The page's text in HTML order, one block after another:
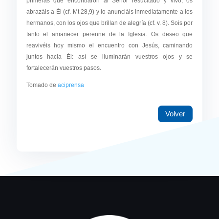
abrazáis a Él (cf. Mt 28,9) y lo anunciáis inmediatamente a los
hermanos, con los ojos que brillan de alegría (cf. v. 8). Sois por
tanto el amanecer perenne de la Iglesia. Os deseo que
reavivéis hoy mismo el encuentro con Jesús, caminando
juntos hacia Él: así se iluminarán vuestros ojos y se
fortalecerán vuestros pasos.
Tomado de aciprensa
Volver